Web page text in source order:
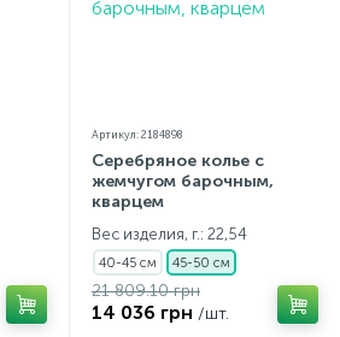
Артикул: 2184898
Серебряное колье с
жемчугом барочным,
кварцем
Вес изделия, г.: 22,54
40-45 см 45-50 см
21 809.10 грн
14 036 грн /шт.